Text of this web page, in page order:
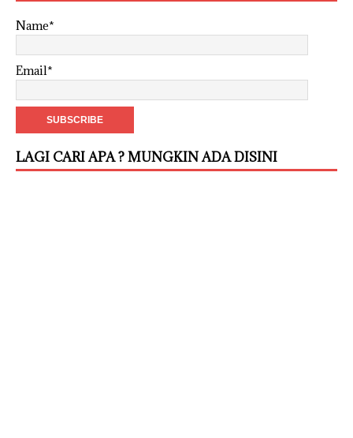
Name*
Email*
LAGI CARI APA ? MUNGKIN ADA DISINI